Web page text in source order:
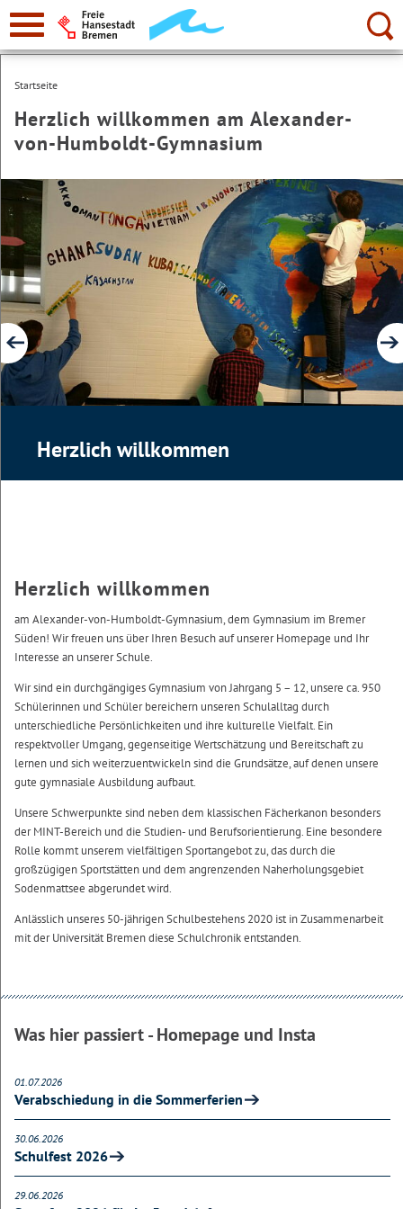
zur
Navigation
Suche:
Startseite
Herzlich willkommen am Alexander-
von-Humboldt-Gymnasium
Herzlich willkommen
Herzlich willkommen
am Alexander-von-Humboldt-Gymnasium, dem Gymnasium im Bremer
Süden! Wir freuen uns über Ihren Besuch auf unserer Homepage und Ihr
Interesse an unserer Schule.
Wir sind ein durchgängiges Gymnasium von Jahrgang 5 – 12, unsere ca. 950
Schülerinnen und Schüler bereichern unseren Schulalltag durch
unterschiedliche Persönlichkeiten und ihre kulturelle Vielfalt. Ein
respektvoller Umgang, gegenseitige Wertschätzung und Bereitschaft zu
lernen und sich weiterzuentwickeln sind die Grundsätze, auf denen unsere
gute gymnasiale Ausbildung aufbaut.
Unsere Schwerpunkte sind neben dem klassischen Fächerkanon besonders
der MINT-Bereich und die Studien- und Berufsorientierung. Eine besondere
Rolle kommt unserem vielfältigen Sportangebot zu, das durch die
großzügigen Sportstätten und dem angrenzenden Naherholungsgebiet
Sodenmattsee abgerundet wird.
Anlässlich unseres 50-jährigen Schulbestehens 2020 ist in Zusammenarbeit
mit der Universität Bremen diese Schulchronik entstanden.
Was hier passiert - Homepage und Insta
01.07.2026
Verabschiedung in die Sommerferien
30.06.2026
Schulfest 2026
29.06.2026